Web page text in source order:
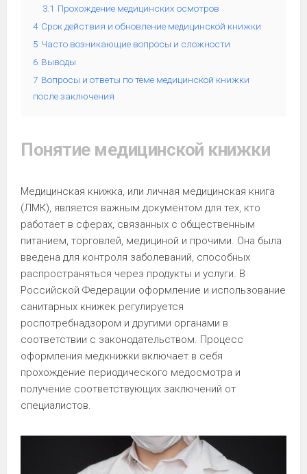
3.1 Прохождение медицинских осмотров
4 Срок действия и обновление медицинской книжки
5 Часто возникающие вопросы и сложности
6 Выводы
7 Вопросы и ответы по теме медицинской книжки
после заключения
Понятие медицинской книжки
Медицинская книжка, или личная медицинская книга
(ЛМК), является важным документом для тех, кто
работает в сферах, связанных с общественным
питанием, торговлей, медициной и прочими. Она была
введена для контроля заболеваний, способных
распространяться через продукты и услуги. В
Российской Федерации оформление и использование
санитарных книжек регулируется
роспотребнадзором и другими органами в
соответствии с законодательством. Процесс
оформления медкнижки включает в себя
прохождение периодического медосмотра и
получение соответствующих заключений от
специалистов.